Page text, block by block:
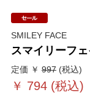
SMILEY FACE
スマイリーフ
定価 ￥ 997(税込)
￥ 794(税込)